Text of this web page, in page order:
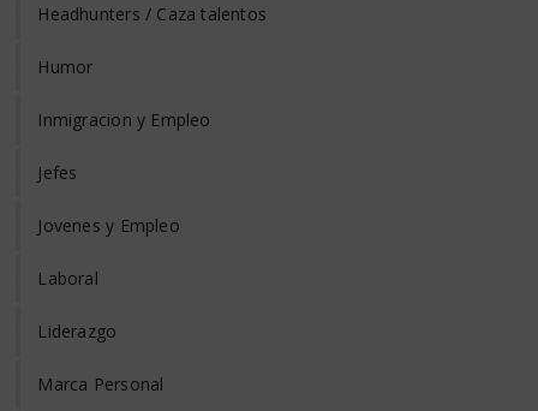
Headhunters / Caza talentos
Humor
Inmigracion y Empleo
Jefes
Jovenes y Empleo
Laboral
Liderazgo
Marca Personal